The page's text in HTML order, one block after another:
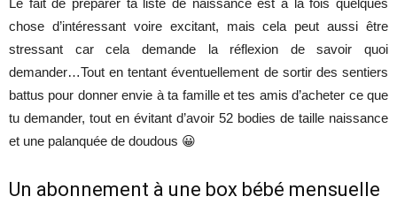
chose d’intéressant voire excitant, mais cela peut aussi être
stressant car cela demande la réflexion de savoir quoi
demander…Tout en tentant éventuellement de sortir des sentiers
battus pour donner envie à ta famille et tes amis d’acheter ce que
tu demander, tout en évitant d’avoir 52 bodies de taille naissance
et une palanquée de doudous 😀
Un abonnement à une box bébé mensuelle